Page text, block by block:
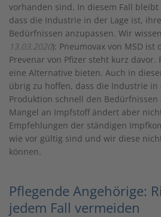
vorhanden sind. In diesem Fall
dass die Industrie in der Lage ist,
Bedürfnissen anzupassen. Wir
13.03.2020): Pneumovax von MSD
Prevenar von Pfizer steht kurz davor.
eine Alternative bieten. Auch in
übrig zu hoffen, dass die Industrie in
Produktion schnell den Bedürfnissen
Mangel an Impfstoff ändert aber
Empfehlungen der ständigen
wie vor gültig sind und wir diese
können.
Pflegende Angehörige:
jedem Fall vermeiden